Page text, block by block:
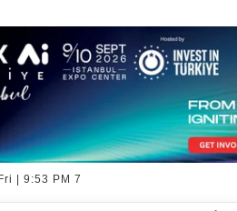
7 August 2026, Fri | 9:53 PM